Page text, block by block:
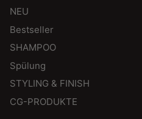
NEU
Bestseller
SHAMPOO
Spülung
STYLING & FINISH
CG-PRODUKTE